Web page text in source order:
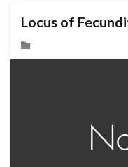
Locus of